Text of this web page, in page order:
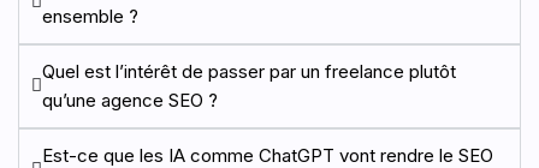
ensemble ?
Quel est l’intérêt de passer par un freelance plutôt
qu’une agence SEO ?
Est-ce que les IA comme ChatGPT vont rendre le SEO